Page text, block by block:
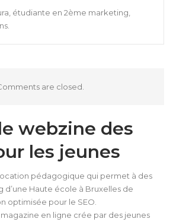
étudiante en 2ème marketing,
are closed.
webzine des
les jeunes
pédagogique qui permet à des
d’une Haute école à Bruxelles de
optimisée pour le SEO.
en ligne crée par des jeunes